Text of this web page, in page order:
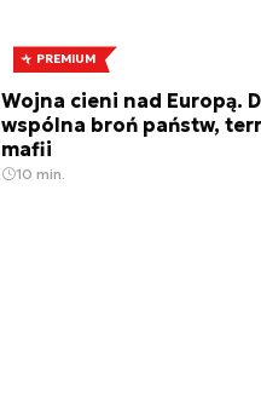
PREMIUM
Wojna cieni nad Europą.
wspólna broń państw,
mafii
10 min.